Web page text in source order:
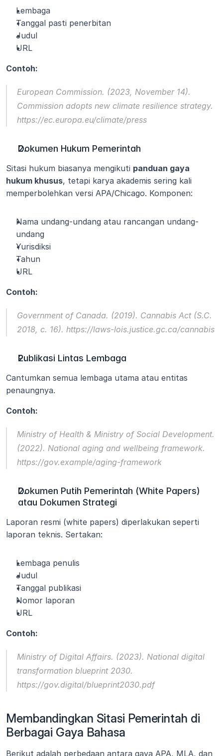
Lembaga
Tanggal pasti penerbitan
Judul
URL
Contoh:
Commission adopts new climate resilience strategy.
https://ec.europa.eu/climate/press
Dokumen Hukum Pemerintah
Sitasi hukum biasanya mengikuti panduan gaya
hukum khusus, tetapi karya akademis sering kali
memperbolehkan versi APA/Chicago. Komponen:
Nama undang-undang atau rancangan undang-
undang
Yurisdiksi
Tahun
URL
Contoh:
Government of Canada. (2019). Cannabis Act (S.C.
2018, c. 16). https://laws-lois.justice.gc.ca/cannabis
Publikasi Lintas Lembaga
Cantumkan semua lembaga utama atau entitas
penaungnya.
Contoh:
Ministry of Health & Ministry of Social Development.
(2022). National aging and wellbeing framework.
https://gov.example/aging-framework
Dokumen Putih Pemerintah (White Papers)
atau Dokumen Strategi
Laporan resmi (white papers) diperlakukan seperti
laporan teknis. Sertakan:
Lembaga penulis
Judul
Tanggal publikasi
Nomor laporan
URL
Contoh:
Ministry of Digital Affairs. (2023). National digital
transformation blueprint 2030.
https://gov.digital/blueprint2030.pdf
Membandingkan Sitasi Pemerintah di
Berbagai Gaya Bahasa
Berikut adalah perbedaan antara gaya APA, MLA, dan